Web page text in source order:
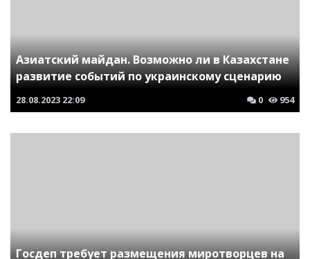
Азиатский майдан. Возможно ли в Казахстане
развитие событий по украинскому сценарию
28.08.2023 22:09 0 954
Госдеп требует размещения миротворцев на